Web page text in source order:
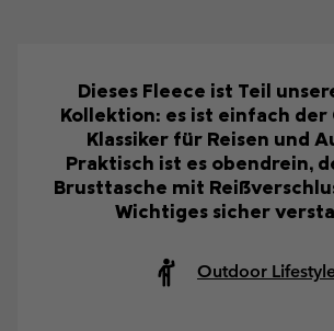
Dieses Fleece ist Teil
Kollektion: es ist einfach der
Klassiker für Reisen und
Praktisch ist es obendrein,
Brusttasche mit
Wichtiges sicher
Outdoor